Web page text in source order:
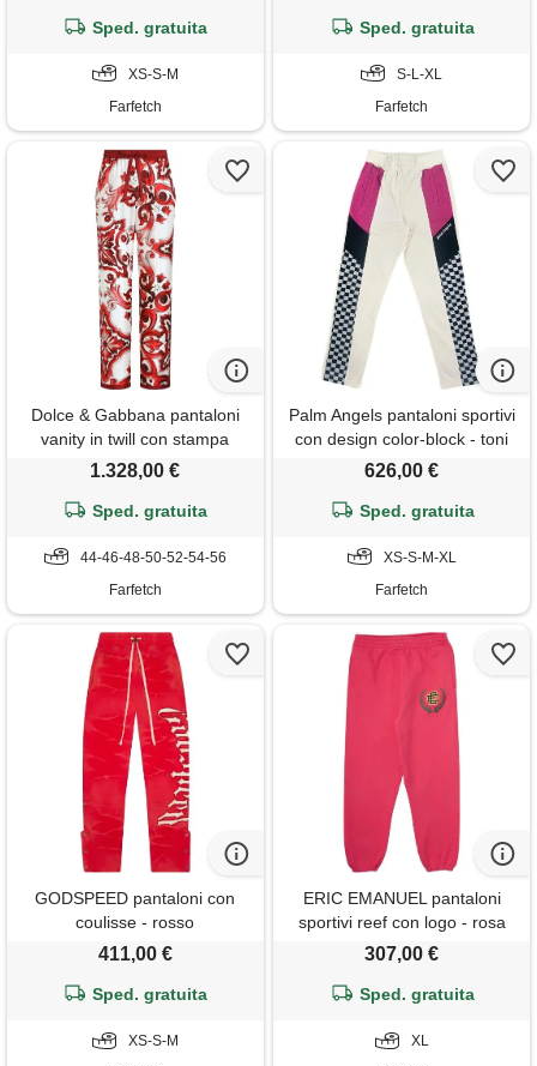
Sped. gratuita
XS-S-M
Farfetch
Sped. gratuita
S-L-XL
Farfetch
Dolce & Gabbana pantaloni
vanity in twill con stampa
maioliche - bianco
1.328,00 €
Sped. gratuita
44-46-48-50-52-54-56
Farfetch
Palm Angels pantaloni sportivi
con design color-block - toni
neutri
626,00 €
Sped. gratuita
XS-S-M-XL
Farfetch
GODSPEED pantaloni con
coulisse - rosso
411,00 €
Sped. gratuita
XS-S-M
ERIC EMANUEL pantaloni
sportivi reef con logo - rosa
307,00 €
Sped. gratuita
XL